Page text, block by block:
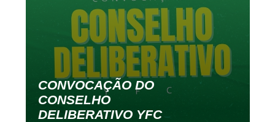
CONVOCAÇÃO DO
CONSELHO
DELIBERATIVO YFC